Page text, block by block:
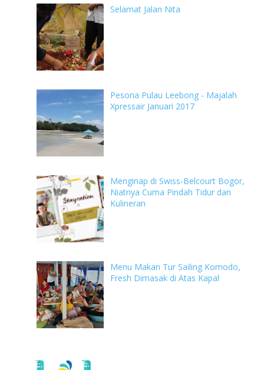
Selamat Jalan Nita
Pesona Pulau Leebong - Majalah
Xpressair Januari 2017
Menginap di Swiss-Belcourt Bogor,
Niatnya Cuma Pindah Tidur dan
Kulineran
Menu Makan Tur Sailing Komodo,
Fresh Dimasak di Atas Kapal